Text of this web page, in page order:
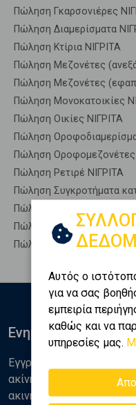
Πώληση Γκαρσονιέρες
Πώληση Διαμερίσματα
Πώληση Κτίρια ΝΙΓΡΙΤΑ
Πώληση Μεζονέτες
Πώληση Μεζονέτες
Πώληση Μονοκατοικίες
Πώληση Οικίες ΝΙΓΡΙΤΑ
Πώληση
Πώληση Οροφομεζονέτες
Πώληση Ρετιρέ ΝΙΓΡΙΤΑ
Πώληση Συγκροτήματα
Πώληση Υπόγεια ΝΙΓΡΙΤΑ
Πώληση Υπόσκαφα ΝΙΓΡΙΤΑ
Πώληση Υπολ. υψουν
Αυτός ο
για να σας
εμπειρία
καθώς και να
υπηρεσίες μας.
Ενημερωθείτε
Εγγραφείτε στο
ακίνητα, αναλύσεις και
ακινήτων